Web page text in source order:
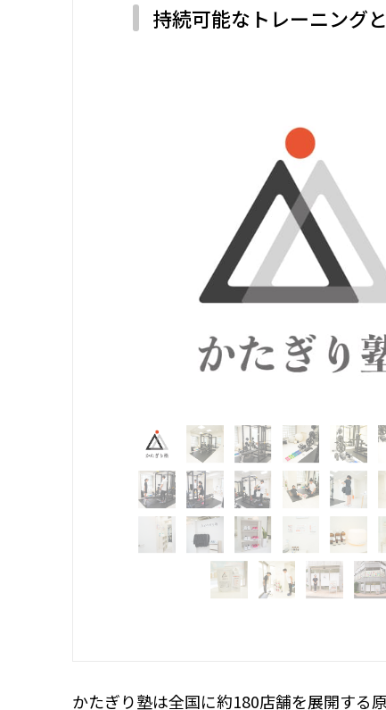
持続可能なトレーニング
かたぎり塾は全国に約180店舗を展開する